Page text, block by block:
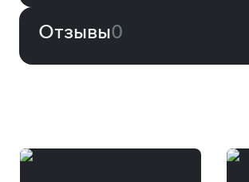
Отзывы0